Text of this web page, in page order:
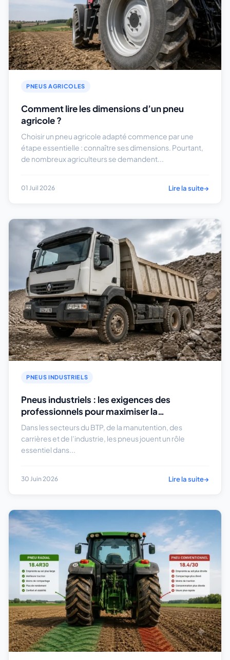
PNEUS AGRICOLES
Comment lire les dimensions d’un pneu
agricole ?
Choisir un pneu agricole adapté commence par une
étape essentielle : connaître ses dimensions. Pourtant,
de nombreux agriculteurs se demandent...
01 Juil 2026 Lire la suite→
PNEUS INDUSTRIELS
Pneus industriels : les exigences des
professionnels pour maximiser la
productivité des chantiers
Dans les secteurs du BTP, de la manutention, des
carrières et de l’industrie, les pneus jouent un rôle
essentiel dans...
30 Juin 2026 Lire la suite→